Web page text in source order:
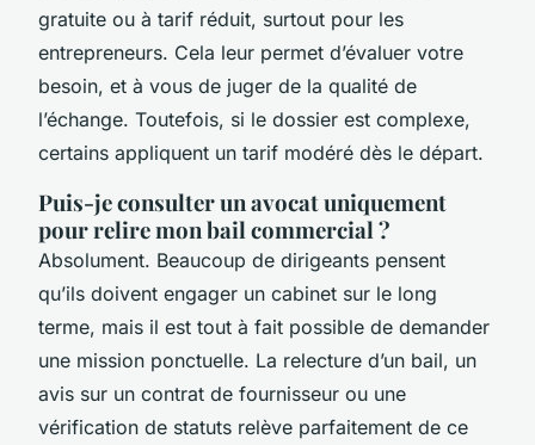
gratuite ou à tarif réduit, surtout pour les
entrepreneurs. Cela leur permet d’évaluer votre
besoin, et à vous de juger de la qualité de
l’échange. Toutefois, si le dossier est complexe,
certains appliquent un tarif modéré dès le départ.
Puis-je consulter un avocat uniquement
pour relire mon bail commercial ?
Absolument. Beaucoup de dirigeants pensent
qu’ils doivent engager un cabinet sur le long
terme, mais il est tout à fait possible de demander
une mission ponctuelle. La relecture d’un bail, un
avis sur un contrat de fournisseur ou une
vérification de statuts relève parfaitement de ce